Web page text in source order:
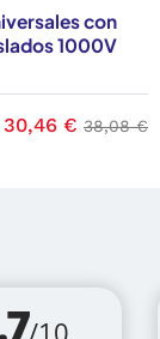
con
1000V
Precio
30,46 € Precio
38,08 €